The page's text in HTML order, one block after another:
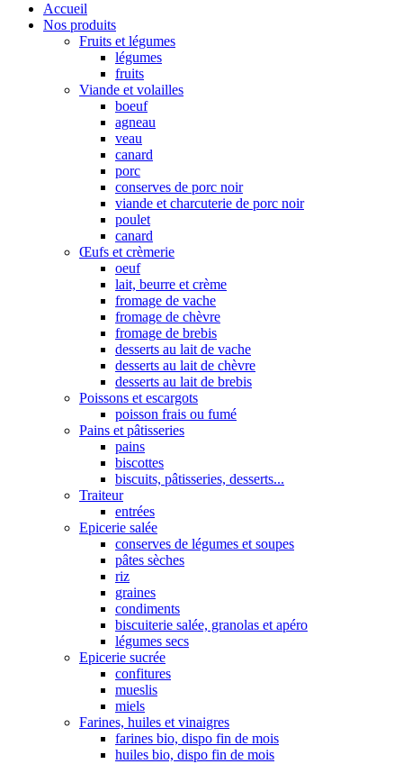
Accueil
Nos produits
Fruits et légumes
légumes
fruits
Viande et volailles
boeuf
agneau
veau
canard
porc
conserves de porc noir
viande et charcuterie de porc noir
poulet
canard
Œufs et crèmerie
oeuf
lait, beurre et crème
fromage de vache
fromage de chèvre
fromage de brebis
desserts au lait de vache
desserts au lait de chèvre
desserts au lait de brebis
Poissons et escargots
poisson frais ou fumé
Pains et pâtisseries
pains
biscottes
biscuits, pâtisseries, desserts...
Traiteur
entrées
Epicerie salée
conserves de légumes et soupes
pâtes sèches
riz
graines
condiments
biscuiterie salée, granolas et apéro
légumes secs
Epicerie sucrée
confitures
mueslis
miels
Farines, huiles et vinaigres
farines bio, dispo fin de mois
huiles bio, dispo fin de mois